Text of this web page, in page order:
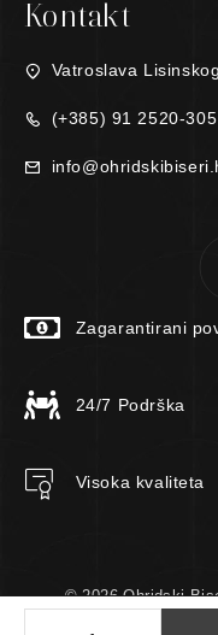
Kontakt
Vatroslava
(+385) 91 2520-305
Zagarantirani
24/7 Podrška
Visoka kvaliteta
© 2026 Ohridski